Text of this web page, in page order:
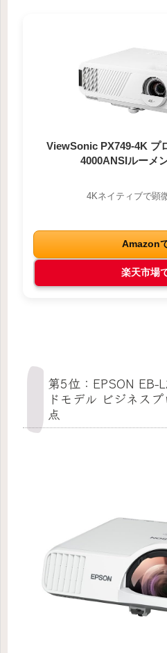
ViewSonic PX749-4K プ
4000ANSIルーメ
4Kネイティブで顕
Amazon
楽天市場
第5位：EPSON EB-
ドモデル ビジネス
点